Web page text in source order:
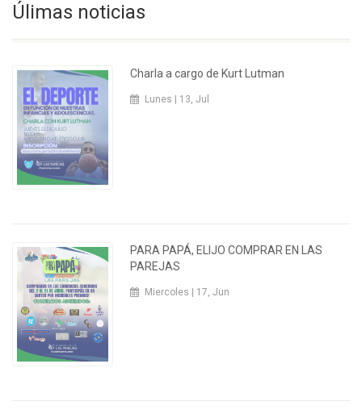
Úlimas noticias
Charla a cargo de Kurt Lutman
Lunes | 13, Jul
PARA PAPÁ, ELIJO COMPRAR EN LAS
PAREJAS
Miercoles | 17, Jun